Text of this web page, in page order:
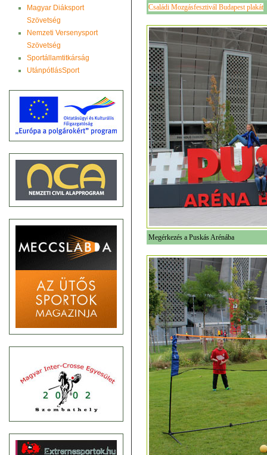
Magyar Diáksport
Szövetség
Nemzeti Versenysport
Szövetség
Sportállamtitkárság
UtánpótlásSport
Családi Mozgásfesztivál Budapest plakát
Megérkezés a Puskás Arénába